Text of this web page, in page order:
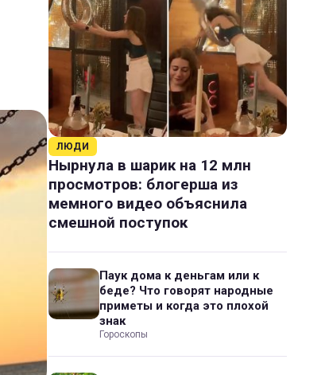
ЛЮДИ
Нырнула в шарик на 12 млн
просмотров: блогерша из
мемного видео объяснила
смешной поступок
Паук дома к деньгам или к
беде? Что говорят народные
приметы и когда это плохой
знак
Гороскопы